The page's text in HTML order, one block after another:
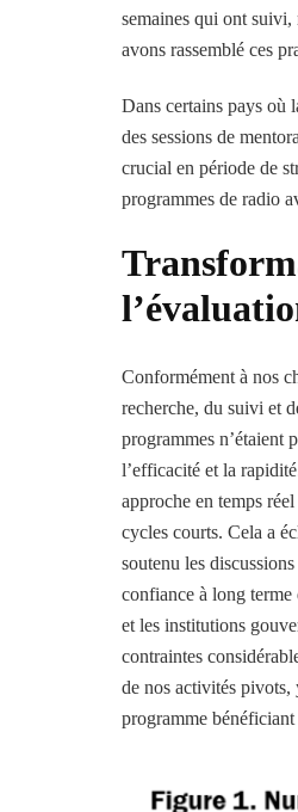
semaines qui ont suivi,
avons rassemblé ces
Dans certains pays où
des sessions de
crucial en période de
programmes de radio
Conformément à nos
recherche, du suivi et
programmes n’étaient
l’efficacité et la
approche en temps
cycles courts. Cela a
soutenu les
confiance à long terme
et les institutions
contraintes
de nos activités pivots,
programme